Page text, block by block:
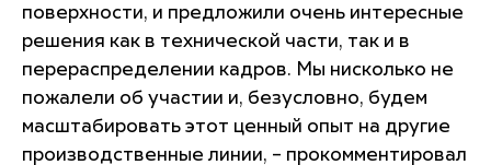
поверхности, и предложили очень интересные
решения как в технической части, так и в
перераспределении кадров. Мы нисколько не
пожалели об участии и, безусловно, будем
масштабировать этот ценный опыт на другие
производственные линии, – прокомментировал